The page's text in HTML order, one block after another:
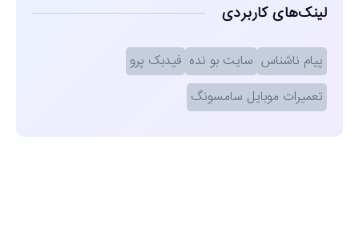
لینک‌های کاربردی
پیام ناشناس سایت بو نده فیدبک پرو
تعمیرات موبایل سامسونگ